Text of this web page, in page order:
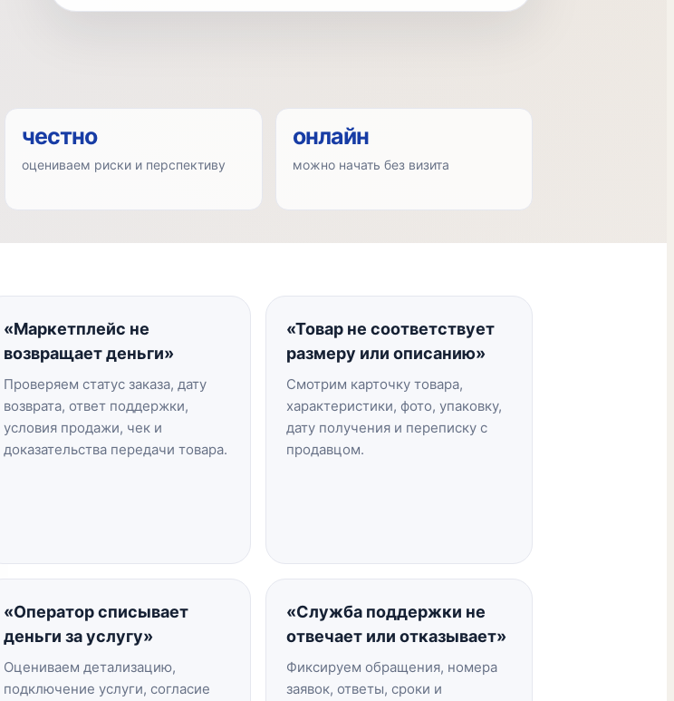
честно
оцениваем риски и перспективу
онлайн
можно начать без визита
«Маркетплейс не
возвращает деньги»
Проверяем статус заказа, дату
возврата, ответ поддержки,
условия продажи, чек и
доказательства передачи товара.
«Товар не соответствует
размеру или описанию»
Смотрим карточку товара,
характеристики, фото, упаковку,
дату получения и переписку с
продавцом.
«Оператор списывает
деньги за услугу»
Оцениваем детализацию,
подключение услуги, согласие
«Служба поддержки не
отвечает или отказывает»
Фиксируем обращения, номера
заявок, ответы, сроки и